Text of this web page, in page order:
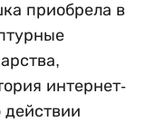
приобрела в
интернет-